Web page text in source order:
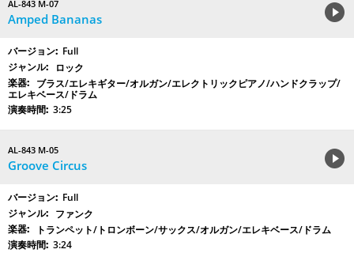
AL-843 M-07
Amped Bananas
Full
ロック
ブラス/エレキギター/オルガン/エレクトリックピアノ/ハンドクラップ/
エレキベース/ドラム
3:25
AL-843 M-05
Groove Circus
Full
ファンク
トランペット/トロンボーン/サックス/オルガン/エレキベース/ドラム
3:24